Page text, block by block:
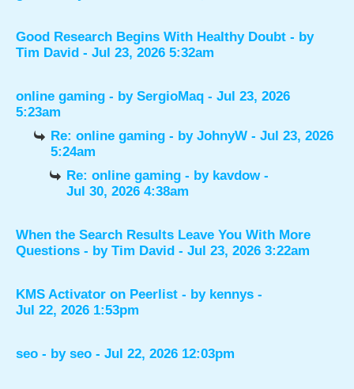
Good Research Begins With Healthy Doubt - by
Tim David - Jul 23, 2026 5:32am
online gaming - by SergioMaq - Jul 23, 2026
5:23am
Re: online gaming - byJohnyW - Jul 23, 2026
5:24am
Re: online gaming - by kavdow-
Jul 30, 2026 4:38am
When the Search Results Leave You With More
Questions - by Tim David - Jul 23, 2026 3:22am
KMS Activator on Peerlist - by kennys -
Jul 22, 2026 1:53pm
seo - by seo - Jul 22, 2026 12:03pm